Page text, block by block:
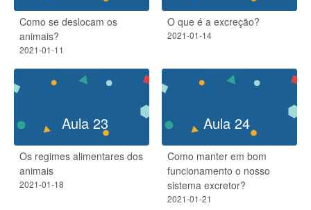
Como se deslocam os
animais?
2021-01-11
O que é a excreção?
2021-01-14
Aula 23
Os regimes alimentares dos
animais
2021-01-18
Aula 24
Como manter em bom
funcionamento o nosso
sistema excretor?
2021-01-21